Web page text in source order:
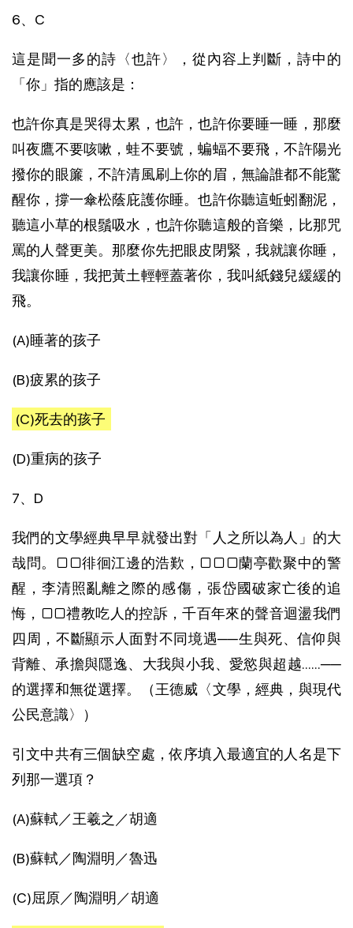
6、C
這是聞一多的詩〈也許〉，從內容上判斷，詩中的
「你」指的應該是：
也許你真是哭得太累，也許，也許你要睡一睡，那麼
叫夜鷹不要咳嗽，蛙不要號，蝙蝠不要飛，不許陽光
撥你的眼簾，不許清風刷上你的眉，無論誰都不能驚
醒你，撐一傘松蔭庇護你睡。也許你聽這蚯蚓翻泥，
聽這小草的根鬚吸水，也許你聽這般的音樂，比那咒
罵的人聲更美。那麼你先把眼皮閉緊，我就讓你睡，
我讓你睡，我把黃土輕輕蓋著你，我叫紙錢兒緩緩的
飛。
(A)睡著的孩子
(B)疲累的孩子
(C)死去的孩子
(D)重病的孩子
7、D
我們的文學經典早早就發出對「人之所以為人」的大
哉問。□□徘徊江邊的浩歎，□□□蘭亭歡聚中的警
醒，李清照亂離之際的感傷，張岱國破家亡後的追
悔，□□禮教吃人的控訴，千百年來的聲音迴盪我們
四周，不斷顯示人面對不同境遇──生與死、信仰與
背離、承擔與隱逸、大我與小我、愛慾與超越……──
的選擇和無從選擇。（王德威〈文學，經典，與現代
公民意識〉）
引文中共有三個缺空處，依序填入最適宜的人名是下
列那一選項？
(A)蘇軾／王羲之／胡適
(B)蘇軾／陶淵明／魯迅
(C)屈原／陶淵明／胡適